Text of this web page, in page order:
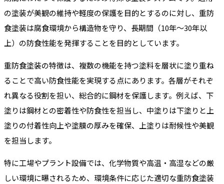
の塗装が美観の維持や軽度の保護を目的とするのに対し、重防
食塗装は腐食環境から構造物を守り、長期間（10年〜30年以
上）の防食性能を発揮することを目的としています。
重防食塗装の特徴は、複数の機能を持つ塗料を層状に塗り重ね
ることで高い防食性能を実現する点にあります。各層がそれぞ
れ異なる役割を担い、総合的に鋼材を保護します。例えば、下
塗りは鋼材との密着性や防食性を担当し、中塗りは下塗りと上
塗りの付着性向上や塗膜の厚みを確保、上塗りは耐候性や美観
を担当します。
特に工場やプラント設備では、化学物質や高温・高湿などの厳
しい環境に曝されるため、環境条件に応じた適切な重防食塗装